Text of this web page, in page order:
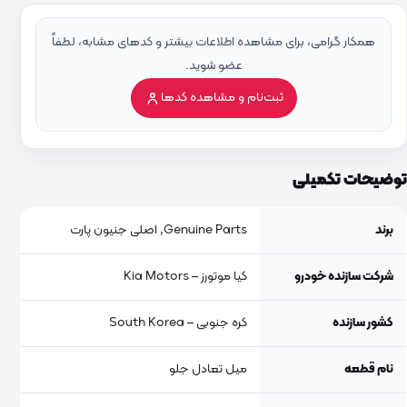
همکار گرامی، برای مشاهده اطلاعات بیشتر و کدهای مشابه، لطفاً
عضو شوید.
ثبت‌نام و مشاهده کدها
توضیحات تکمیلی
برند Genuine Parts, اصلی جنیون پارت
شرکت سازنده خودرو کیا موتورز – Kia Motors
کشور سازنده کره جنوبی – South Korea
نام قطعه میل تعادل جلو